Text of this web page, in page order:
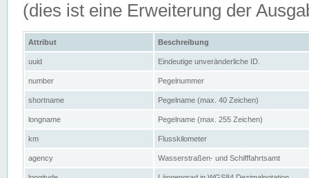
(dies ist eine Erweiterung der
Attribut Beschreibung
uuid Eindeutige unveränderliche ID.
number Pegelnummer
shortname Pegelname (max. 40 Zeichen)
longname Pegelname (max. 255 Zeichen)
km Flusskilometer
agency Wasserstraßen- und Schifffahrtsamt